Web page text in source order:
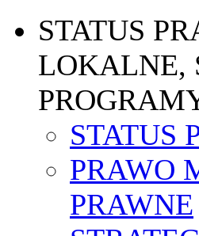
STATUS
LOKALNE,
STATUS
PRAWO
PRAWNE